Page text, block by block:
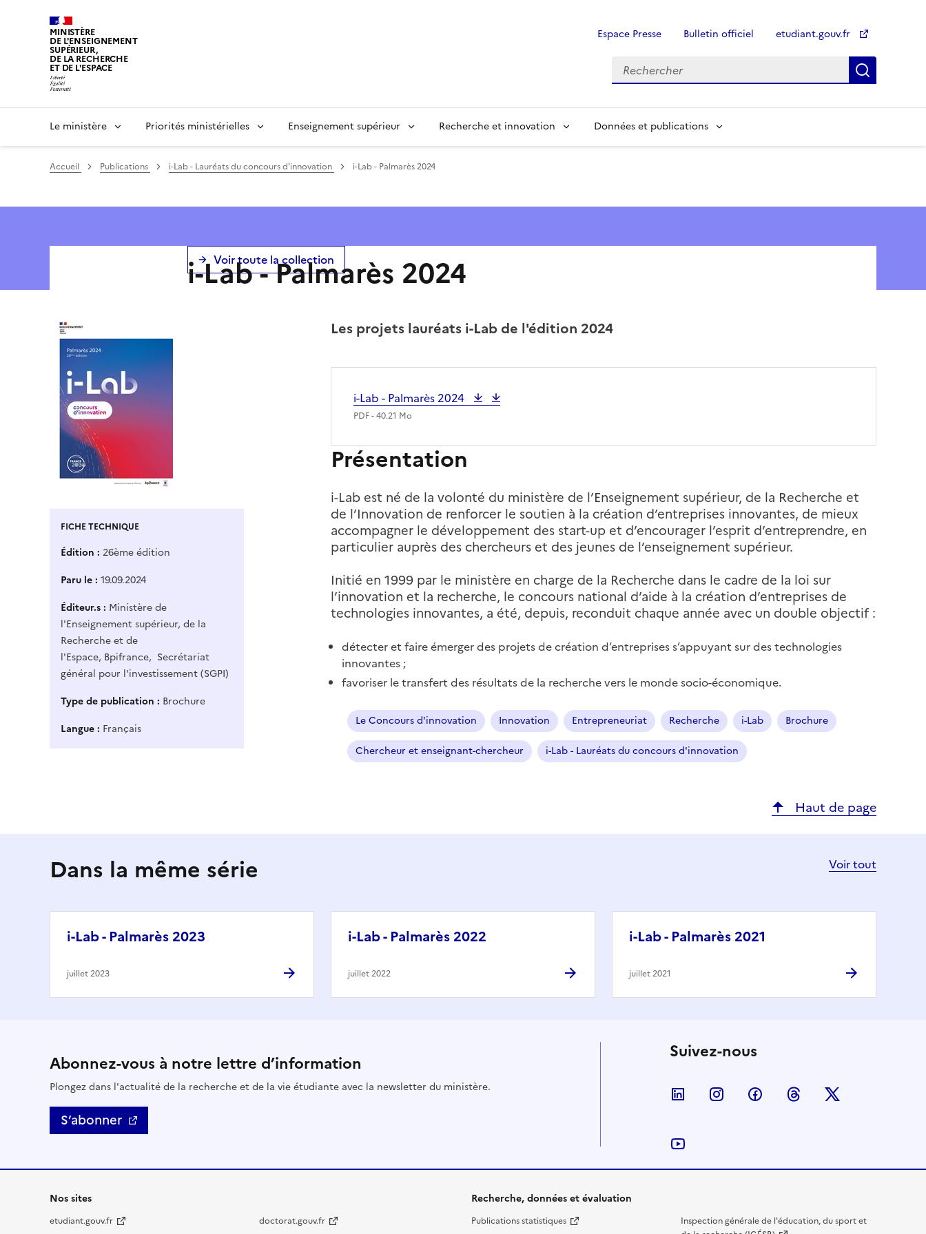
MINISTÈRE
DE L'ENSEIGNEMENT
SUPÉRIEUR,
DE LA RECHERCHE
ET DE L'ESPACE
Espace Presse Bulletin officiel etudiant.gouv.fr
Le ministère Priorités ministérielles Enseignement supérieur Recherche et innovation Données et publications
Accueil Publications i-Lab - Lauréats du concours d'innovation i-Lab - Palmarès 2024
Voir toute la collection
i-Lab - Palmarès 2024
FICHE TECHNIQUE
Édition
26ème édition
Paru le 19.09.2024
Éditeur.s
Ministère de
l'Enseignement supérieur, de la
Recherche et de
l'Espace, Bpifrance, Secrétariat
général pour l'investissement (SGPI)
Type de publication
Brochure
Langue
Français
Les projets lauréats i-Lab de l'édition 2024
i-Lab - Palmarès 2024
PDF - 40.21 Mo
Présentation
i-Lab est né de la volonté du ministère de l’Enseignement supérieur, de la Recherche et
de l’Innovation de renforcer le soutien à la création d’entreprises innovantes, de mieux
accompagner le développement des start-up et d’encourager l’esprit d’entreprendre, en
particulier auprès des chercheurs et des jeunes de l’enseignement supérieur.
Initié en 1999 par le ministère en charge de la Recherche dans le cadre de la loi sur
l’innovation et la recherche, le concours national d’aide à la création d’entreprises de
technologies innovantes, a été, depuis, reconduit chaque année avec un double objectif :
détecter et faire émerger des projets de création d’entreprises s’appuyant sur des technologies
innovantes ;
favoriser le transfert des résultats de la recherche vers le monde socio-économique.
Le Concours d'innovation Innovation Entrepreneuriat Recherche i-Lab Brochure
Chercheur et enseignant-chercheur i-Lab - Lauréats du concours d'innovation
Haut de page
Dans la même série Voir tout
i-Lab - Palmarès 2023
juillet 2023
i-Lab - Palmarès 2022
juillet 2022
i-Lab - Palmarès 2021
juillet 2021
Abonnez-vous à notre lettre d’information
Plongez dans l'actualité de la recherche et de la vie étudiante avec la newsletter du ministère.
S’abonner
Suivez-nous
Nous suivre sur LinkedIn
Nous suivre sur Instagram
Nous suivre sur Facebook
Nous suivre sur
Nos sites
etudiant.gouv.fr doctorat.gouv.fr
Recherche, données et évaluation
Publications statistiques
Inspection générale de l'éducation, du sport et